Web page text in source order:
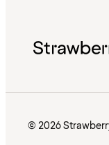
© 2026